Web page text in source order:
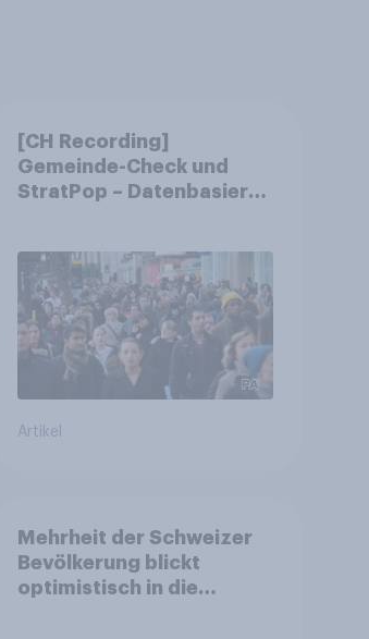
[CH Recording]
Gemeinde-Check und
StratPop – Datenbasierte
Artikel
Mehrheit der Schweizer
Bevölkerung blickt
optimistisch in die